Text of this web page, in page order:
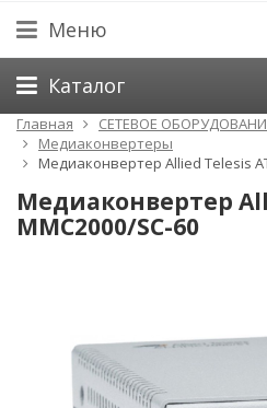
Меню
Каталог
Главная СЕТЕВОЕ
Медиаконвертеры
Медиаконвертер Allied Telesis
Медиаконвертер
MMC2000/SC-60